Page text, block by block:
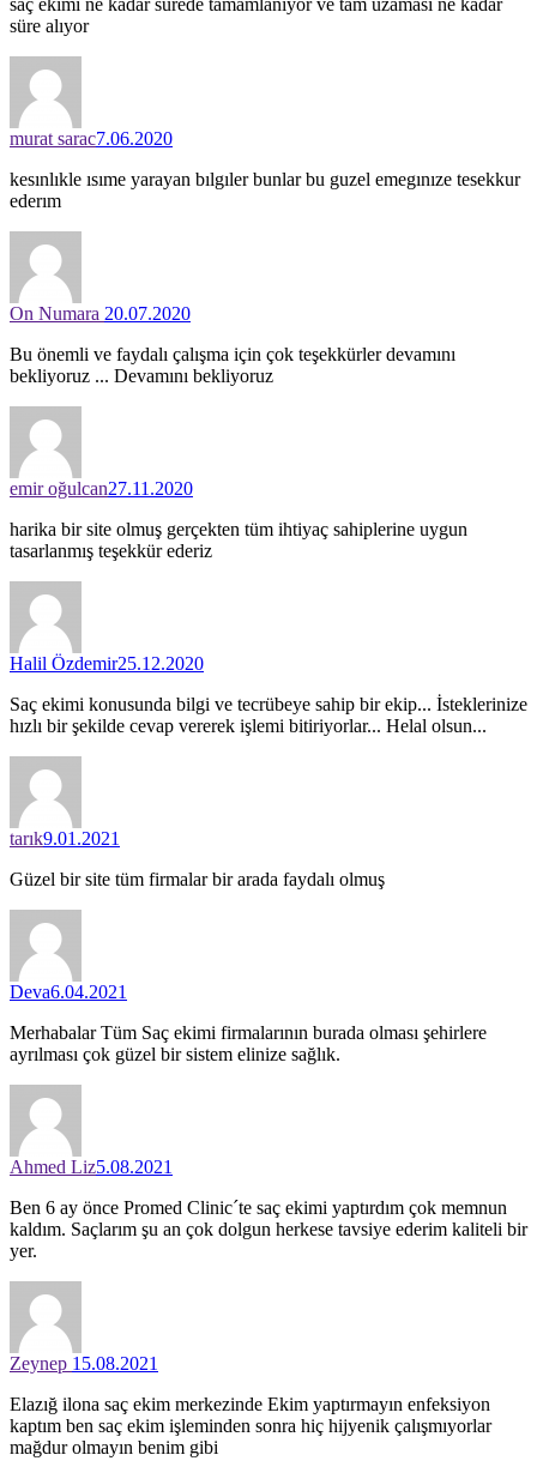
saç ekimi ne kadar sürede tamamlanıyor ve tam uzaması ne kadar
süre alıyor
murat sarac7.06.2020
kesınlıkle ısıme yarayan bılgıler bunlar bu guzel emegınıze tesekkur
ederım
On Numara 20.07.2020
Bu önemli ve faydalı çalışma için çok teşekkürler devamını
bekliyoruz ... Devamını bekliyoruz
emir oğulcan27.11.2020
harika bir site olmuş gerçekten tüm ihtiyaç sahiplerine uygun
tasarlanmış teşekkür ederiz
Halil Özdemir25.12.2020
Saç ekimi konusunda bilgi ve tecrübeye sahip bir ekip... İsteklerinize
hızlı bir şekilde cevap vererek işlemi bitiriyorlar... Helal olsun...
tarık9.01.2021
Güzel bir site tüm firmalar bir arada faydalı olmuş
Deva6.04.2021
Merhabalar Tüm Saç ekimi firmalarının burada olması şehirlere
ayrılması çok güzel bir sistem elinize sağlık.
Ahmed Liz5.08.2021
Ben 6 ay önce Promed Clinic´te saç ekimi yaptırdım çok memnun
kaldım. Saçlarım şu an çok dolgun herkese tavsiye ederim kaliteli bir
yer.
Zeynep 15.08.2021
Elazığ ilona saç ekim merkezinde Ekim yaptırmayın enfeksiyon
kaptım ben saç ekim işleminden sonra hiç hijyenik çalışmıyorlar
mağdur olmayın benim gibi